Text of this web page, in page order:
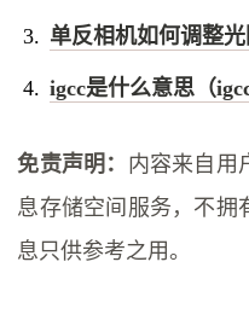
单反相机如何调整光
igcc是什么意思（
免责声明： 内容来自用
息存储空间服务，不拥
息只供参考之用。